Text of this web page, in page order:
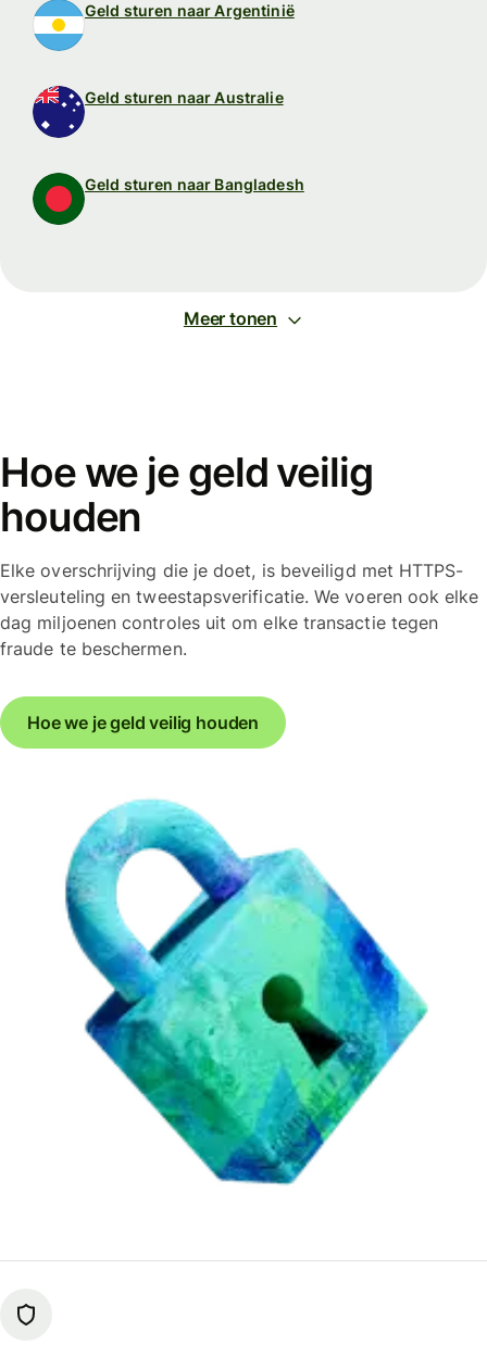
Geld sturen naar Argentinië
Geld sturen naar Australie
Geld sturen naar Bangladesh
Meer tonen
Hoe we je geld veilig
houden
Elke overschrijving die je doet, is beveiligd met HTTPS-
versleuteling en tweestapsverificatie. We voeren ook elke
dag miljoenen controles uit om elke transactie tegen
fraude te beschermen.
Hoe we je geld veilig houden